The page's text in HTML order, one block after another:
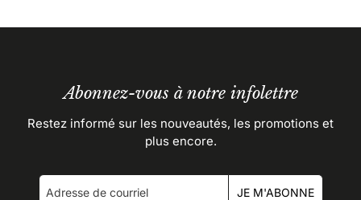
Abonnez-vous à notre infolettre
Restez informé sur les nouveautés, les promotions et
plus encore.
JE M'ABONNE